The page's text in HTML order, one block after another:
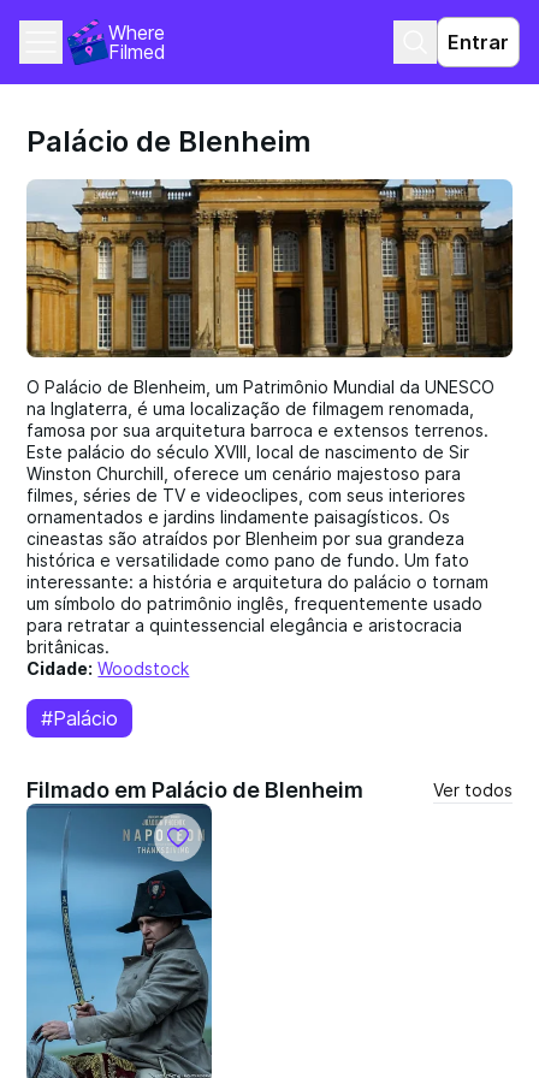
Where
Filmed
Entrar
Palácio de Blenheim
O Palácio de Blenheim, um Patrimônio Mundial da UNESCO
na Inglaterra, é uma localização de filmagem renomada,
famosa por sua arquitetura barroca e extensos terrenos.
Este palácio do século XVIII, local de nascimento de Sir
Winston Churchill, oferece um cenário majestoso para
filmes, séries de TV e videoclipes, com seus interiores
ornamentados e jardins lindamente paisagísticos. Os
cineastas são atraídos por Blenheim por sua grandeza
histórica e versatilidade como pano de fundo. Um fato
interessante: a história e arquitetura do palácio o tornam
um símbolo do patrimônio inglês, frequentemente usado
para retratar a quintessencial elegância e aristocracia
britânicas.
Cidade: Woodstock
#Palácio
Filmado em Palácio de Blenheim Ver todos